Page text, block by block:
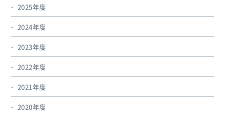
2025年度
2024年度
2023年度
2022年度
2021年度
2020年度